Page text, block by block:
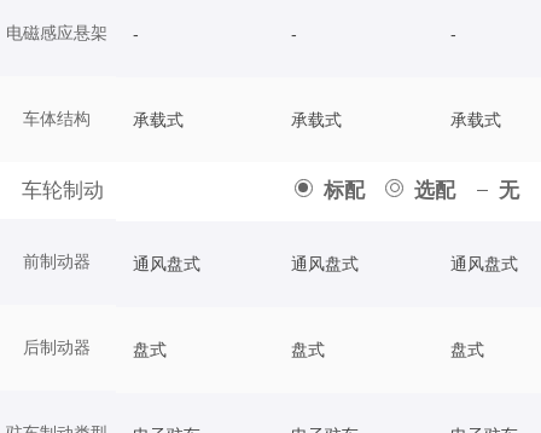
电磁感应悬架
车体结构
车轮制动 标配 选配 无
前制动器
后制动器
- - -
承载式 承载式 承载式
通风盘式 通风盘式 通风盘式
盘式 盘式 盘式